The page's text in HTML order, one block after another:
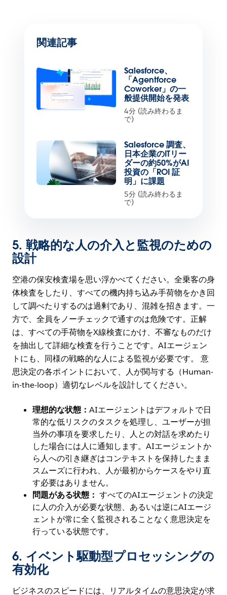
関連記事
Salesforce、
「Agentforce
Coworker」の一
般提供開始を発表
4分 (読み終わるま
で)
Salesforce 調査、
日本企業のITリー
ダーの約50%がAI
投資の「ROI 証
明」に課題
5分 (読み終わるま
で)
5. 戦略的な人の介入と監視のための
設計
空港の保安検査場を思い浮かべてください。全乗客の身
体検査をしたり、すべての機内持ち込み手荷物をかき回
して調べたりするのは過剰であり、混雑を招きます。一
方で、全員をノーチェックで通すのは危険です。正解
は、すべての手荷物をX線検査にかけ、不審なものだけ
を抽出して詳細な検査を行うことです。AIエージェン
トにも、同様の戦略的な人による監視が必要です。 意
思決定の各ポイントにおいて、人が関与する（Human-
in-the-loop）適切なレベルを設計してください。
理想的な状態： AIエージェントはデフォルトで日
常的な低リスクのタスクを処理し、ユーザーが担
当外の事項を要求したり、人との対話を求めたり
した場合には人に通知します。AIエージェントか
ら人への引き継ぎはコンテキストを保持したまま
スムーズに行われ、人が最初からケースをやり直
す必要はありません。
問題がある状態： すべてのAIエージェントの決定
に人の介入が必要な状態、あるいは逆にAIエージ
ェントが常に全く監視されることなく意思決定を
行っている状態です。
6. イベント駆動型プロセッシングの
有効化
ビジネスのスピードには、リアルタイムの意思決定が求